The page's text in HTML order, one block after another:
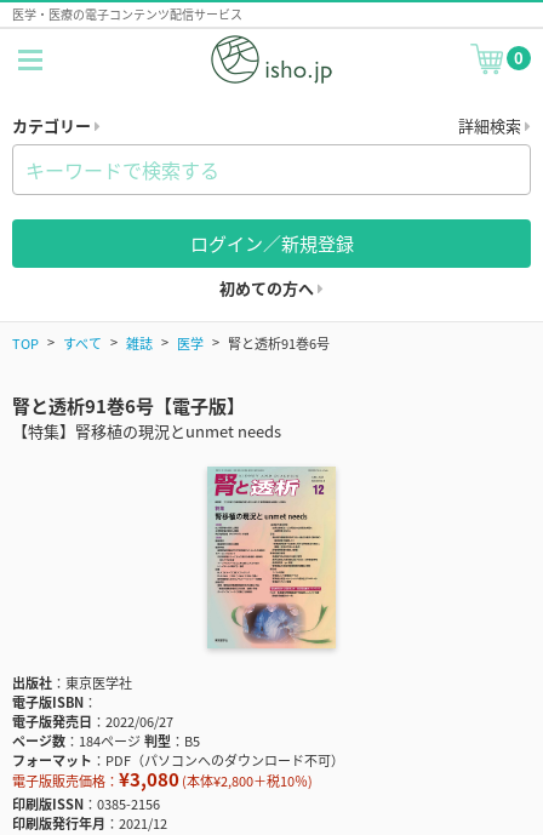
医学・医療の電子コンテンツ配信サービス
0
カテゴリー 詳細検索
ログイン／新規登録
初めての方へ
TOP すべて 雑誌 医学 腎と透析91巻6号
腎と透析91巻6号【電子版】
【特集】腎移植の現況とunmet needs
出版社
東京医学社
電子版ISBN
電子版発売日
2022/06/27
ページ数
184ページ判型
B5
フォーマット
PDF（パソコンへのダウンロード不可）
電子版販売価格： ¥3,080(本体¥2,800＋税10％)
印刷版ISSN
0385-2156
印刷版発行年月
2021/12